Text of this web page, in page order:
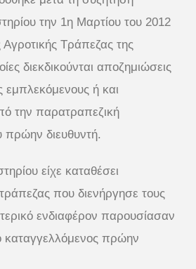
την 1η Μαρτίου του 2012
Τράπεζας της
διεκδικούνται αποζημιώσεις
εμπλεκόμενους ή και
την παρατραπεζική
πρώην διευθυντή.
είχε καταθέσει
που διενήργησε τους
ενδιαφέρον παρουσίασαν
καταγγελλόμενος πρώην